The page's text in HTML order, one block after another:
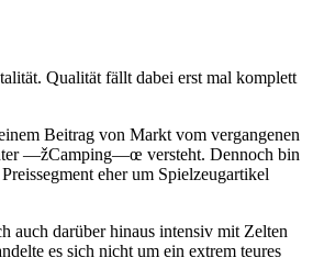
Qualität fällt dabei erst mal komplett
Beitrag von Markt vom vergangenen
—žCamping—œ versteht. Dennoch bin
eher um Spielzeugartikel
auch darüber hinaus intensiv mit Zelten
es sich nicht um ein extrem teures